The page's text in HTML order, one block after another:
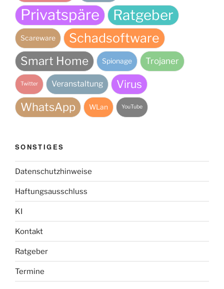
Privatspäre Ratgeber
Scareware Schadsoftware
Smart Home Spionage Trojaner
Twitter Veranstaltung
Virus
WhatsApp
WLan YouTube
SONSTIGES
Datenschutzhinweise
Haftungsausschluss
KI
Kontakt
Ratgeber
Termine